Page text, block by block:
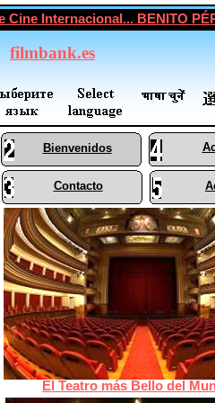
Contacto
Bienvenidos
El Teatro más Bello del
Cine Internacional... BENITO
filmbank.es